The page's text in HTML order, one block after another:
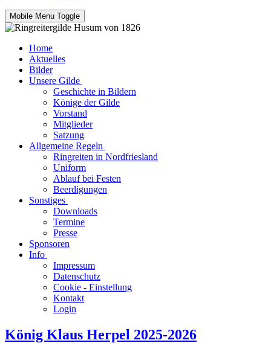
Mobile Menu Toggle
Home
Aktuelles
Bilder
Unsere Gilde
Geschichte in Bildern
Könige der Gilde
Vorstand
Mitglieder
Satzung
Allgemeine Regeln
Ringreiten in Nordfriesland
Uniform
Ablauf bei Festen
Beerdigungen
Sonstiges
Downloads
Termine
Presse
Sponsoren
Info
Impressum
Datenschutz
Cookie - Einstellung
Kontakt
Login
König Klaus Herpel 2025-2026